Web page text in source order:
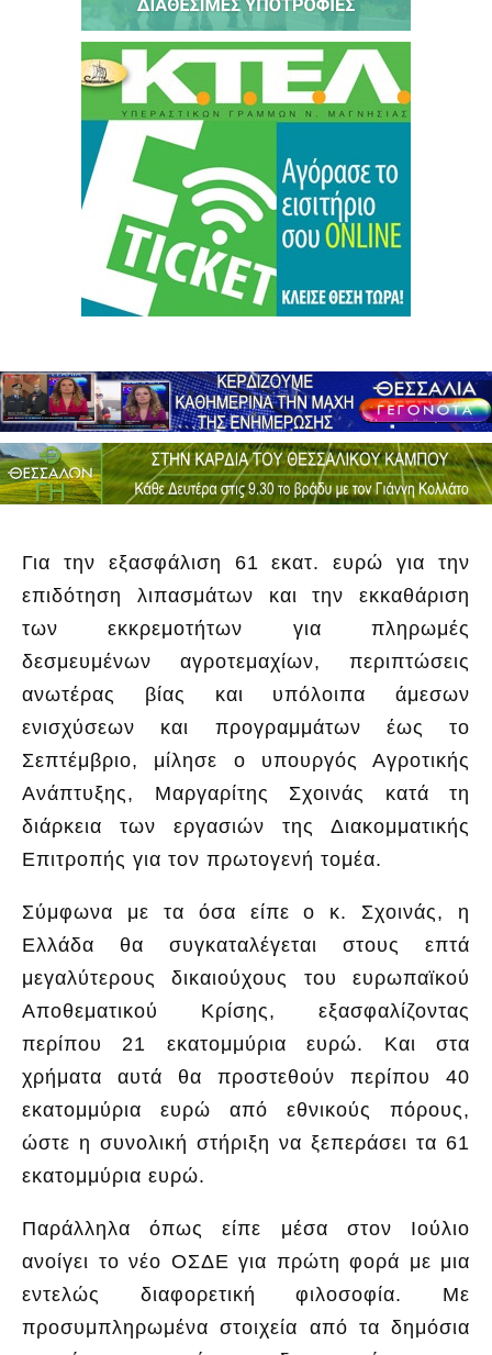
Για την εξασφάλιση 61 εκατ. ευρώ για την
επιδότηση λιπασμάτων και την εκκαθάριση
των εκκρεμοτήτων για πληρωμές
δεσμευμένων αγροτεμαχίων, περιπτώσεις
ανωτέρας βίας και υπόλοιπα άμεσων
ενισχύσεων και προγραμμάτων έως το
Σεπτέμβριο, μίλησε ο υπουργός Αγροτικής
Ανάπτυξης, Μαργαρίτης Σχοινάς κατά τη
διάρκεια των εργασιών της Διακομματικής
Επιτροπής για τον πρωτογενή τομέα.
Σύμφωνα με τα όσα είπε ο κ. Σχοινάς, η
Ελλάδα θα συγκαταλέγεται στους επτά
μεγαλύτερους δικαιούχους του ευρωπαϊκού
Αποθεματικού Κρίσης, εξασφαλίζοντας
περίπου 21 εκατομμύρια ευρώ. Και στα
χρήματα αυτά θα προστεθούν περίπου 40
εκατομμύρια ευρώ από εθνικούς πόρους,
ώστε η συνολική στήριξη να ξεπεράσει τα 61
εκατομμύρια ευρώ.
Παράλληλα όπως είπε μέσα στον Ιούλιο
ανοίγει το νέο ΟΣΔΕ για πρώτη φορά με μια
εντελώς διαφορετική φιλοσοφία. Με
προσυμπληρωμένα στοιχεία από τα δημόσια